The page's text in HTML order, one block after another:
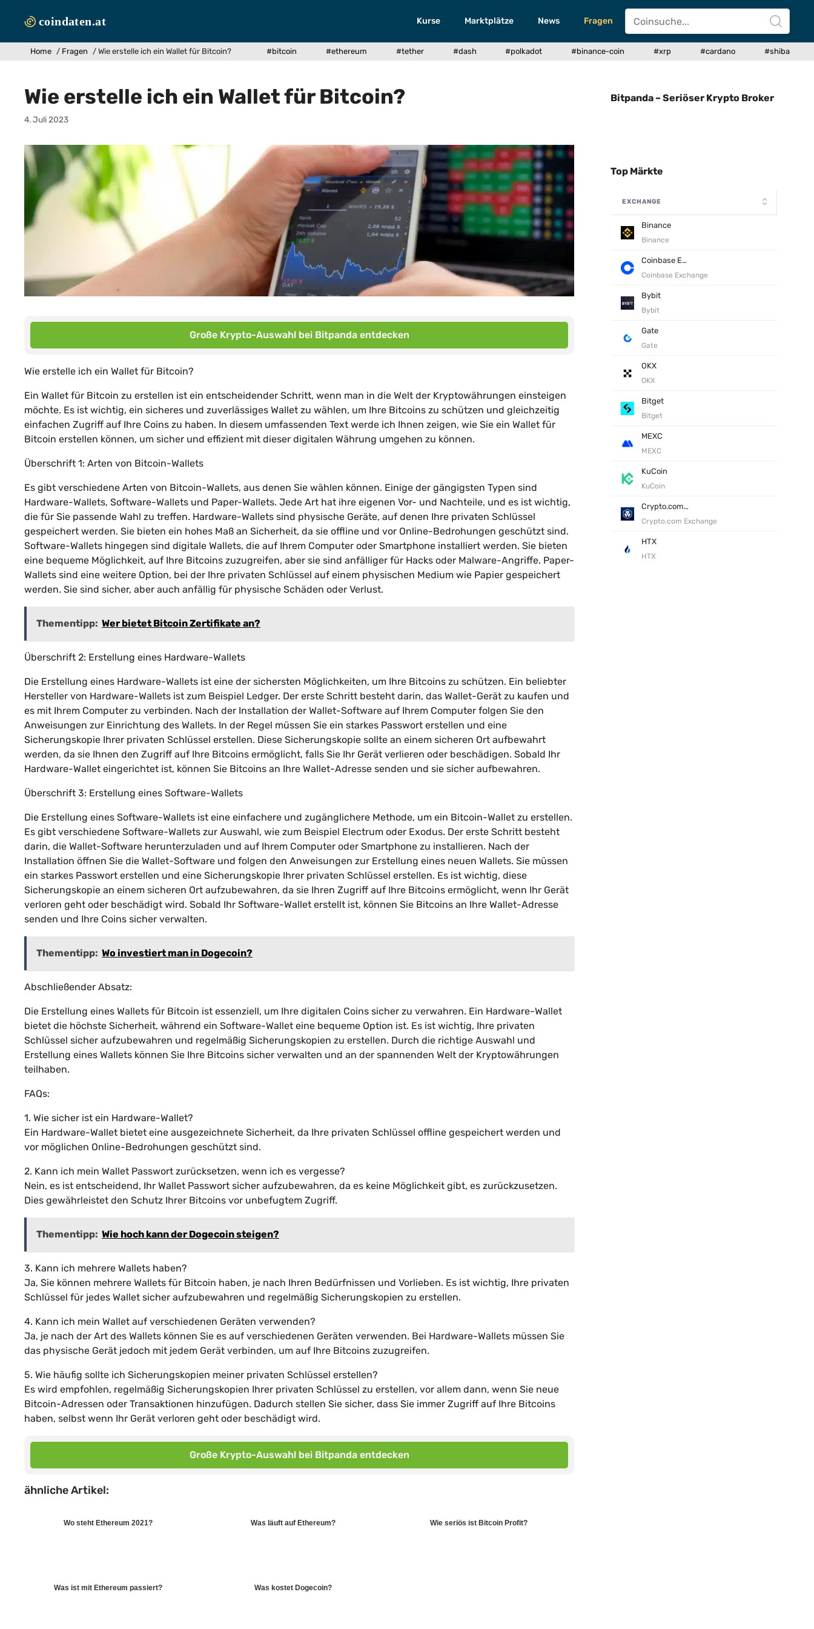
Inhalt
Kurse Marktplätze News Fragen
Home / Fragen / Wie erstelle ich ein Wallet für Bitcoin? #bitcoin #ethereum #tether #dash #polkadot #binance-coin #xrp #cardano #shiba
Wie erstelle ich ein Wallet für Bitcoin?
4. Juli 2023
Große Krypto-Auswahl bei Bitpanda entdecken
Wie erstelle ich ein Wallet für Bitcoin?
Ein Wallet für Bitcoin zu erstellen ist ein entscheidender Schritt, wenn man in die Welt der Kryptowährungen einsteigen
möchte. Es ist wichtig, ein sicheres und zuverlässiges Wallet zu wählen, um Ihre Bitcoins zu schützen und gleichzeitig
einfachen Zugriff auf Ihre Coins zu haben. In diesem umfassenden Text werde ich Ihnen zeigen, wie Sie ein Wallet für
Bitcoin erstellen können, um sicher und effizient mit dieser digitalen Währung umgehen zu können.
Überschrift 1: Arten von Bitcoin-Wallets
Es gibt verschiedene Arten von Bitcoin-Wallets, aus denen Sie wählen können. Einige der gängigsten Typen sind
Hardware-Wallets, Software-Wallets und Paper-Wallets. Jede Art hat ihre eigenen Vor- und Nachteile, und es ist wichtig,
die für Sie passende Wahl zu treffen. Hardware-Wallets sind physische Geräte, auf denen Ihre privaten Schlüssel
gespeichert werden. Sie bieten ein hohes Maß an Sicherheit, da sie offline und vor Online-Bedrohungen geschützt sind.
Software-Wallets hingegen sind digitale Wallets, die auf Ihrem Computer oder Smartphone installiert werden. Sie bieten
eine bequeme Möglichkeit, auf Ihre Bitcoins zuzugreifen, aber sie sind anfälliger für Hacks oder Malware-Angriffe. Paper-
Wallets sind eine weitere Option, bei der Ihre privaten Schlüssel auf einem physischen Medium wie Papier gespeichert
werden. Sie sind sicher, aber auch anfällig für physische Schäden oder Verlust.
Thementipp: Wer bietet Bitcoin Zertifikate an?
Überschrift 2: Erstellung eines Hardware-Wallets
Die Erstellung eines Hardware-Wallets ist eine der sichersten Möglichkeiten, um Ihre Bitcoins zu schützen. Ein beliebter
Hersteller von Hardware-Wallets ist zum Beispiel Ledger. Der erste Schritt besteht darin, das Wallet-Gerät zu kaufen und
es mit Ihrem Computer zu verbinden. Nach der Installation der Wallet-Software auf Ihrem Computer folgen Sie den
Anweisungen zur Einrichtung des Wallets. In der Regel müssen Sie ein starkes Passwort erstellen und eine
Sicherungskopie Ihrer privaten Schlüssel erstellen. Diese Sicherungskopie sollte an einem sicheren Ort aufbewahrt
werden, da sie Ihnen den Zugriff auf Ihre Bitcoins ermöglicht, falls Sie Ihr Gerät verlieren oder beschädigen. Sobald Ihr
Hardware-Wallet eingerichtet ist, können Sie Bitcoins an Ihre Wallet-Adresse senden und sie sicher aufbewahren.
Überschrift 3: Erstellung eines Software-Wallets
Die Erstellung eines Software-Wallets ist eine einfachere und zugänglichere Methode, um ein Bitcoin-Wallet zu erstellen.
Es gibt verschiedene Software-Wallets zur Auswahl, wie zum Beispiel Electrum oder Exodus. Der erste Schritt besteht
darin, die Wallet-Software herunterzuladen und auf Ihrem Computer oder Smartphone zu installieren. Nach der
Installation öffnen Sie die Wallet-Software und folgen den Anweisungen zur Erstellung eines neuen Wallets. Sie müssen
ein starkes Passwort erstellen und eine Sicherungskopie Ihrer privaten Schlüssel erstellen. Es ist wichtig, diese
Sicherungskopie an einem sicheren Ort aufzubewahren, da sie Ihren Zugriff auf Ihre Bitcoins ermöglicht, wenn Ihr Gerät
verloren geht oder beschädigt wird. Sobald Ihr Software-Wallet erstellt ist, können Sie Bitcoins an Ihre Wallet-Adresse
senden und Ihre Coins sicher verwalten.
Thementipp: Wo investiert man in Dogecoin?
Abschließender Absatz:
Die Erstellung eines Wallets für Bitcoin ist essenziell, um Ihre digitalen Coins sicher zu verwahren. Ein Hardware-Wallet
bietet die höchste Sicherheit, während ein Software-Wallet eine bequeme Option ist. Es ist wichtig, Ihre privaten
Schlüssel sicher aufzubewahren und regelmäßig Sicherungskopien zu erstellen. Durch die richtige Auswahl und
Erstellung eines Wallets können Sie Ihre Bitcoins sicher verwalten und an der spannenden Welt der Kryptowährungen
teilhaben.
FAQs:
1. Wie sicher ist ein Hardware-Wallet?
Ein Hardware-Wallet bietet eine ausgezeichnete Sicherheit, da Ihre privaten Schlüssel offline gespeichert werden und
vor möglichen Online-Bedrohungen geschützt sind.
2. Kann ich mein Wallet Passwort zurücksetzen, wenn ich es vergesse?
Nein, es ist entscheidend, Ihr Wallet Passwort sicher aufzubewahren, da es keine Möglichkeit gibt, es zurückzusetzen.
Dies gewährleistet den Schutz Ihrer Bitcoins vor unbefugtem Zugriff.
Thementipp: Wie hoch kann der Dogecoin steigen?
3. Kann ich mehrere Wallets haben?
Ja, Sie können mehrere Wallets für Bitcoin haben, je nach Ihren Bedürfnissen und Vorlieben. Es ist wichtig, Ihre privaten
Schlüssel für jedes Wallet sicher aufzubewahren und regelmäßig Sicherungskopien zu erstellen.
4. Kann ich mein Wallet auf verschiedenen Geräten verwenden?
Ja, je nach der Art des Wallets können Sie es auf verschiedenen Geräten verwenden. Bei Hardware-Wallets müssen Sie
das physische Gerät jedoch mit jedem Gerät verbinden, um auf Ihre Bitcoins zuzugreifen.
5. Wie häufig sollte ich Sicherungskopien meiner privaten Schlüssel erstellen?
Es wird empfohlen, regelmäßig Sicherungskopien Ihrer privaten Schlüssel zu erstellen, vor allem dann, wenn Sie neue
Bitcoin-Adressen oder Transaktionen hinzufügen. Dadurch stellen Sie sicher, dass Sie immer Zugriff auf Ihre Bitcoins
haben, selbst wenn Ihr Gerät verloren geht oder beschädigt wird.
Große Krypto-Auswahl bei Bitpanda entdecken
ähnliche Artikel:
Wo steht Ethereum 2021? Was läuft auf Ethereum? Wie seriös ist Bitcoin Profit?
Was ist mit Ethereum passiert? Was kostet Dogecoin?
Bitpanda – Seriöser Krypto Broker
Top Märkte
EXCHANGE
Binance
Binance
Coinbase Exchange
Coinbase Exchange
Bybit
Bybit
Gate
Gate
OKX
OKX
Bitget
Bitget
MEXC
MEXC
KuCoin
KuCoin
Crypto.com Exchange
Crypto.com Exchange
HTX
HTX